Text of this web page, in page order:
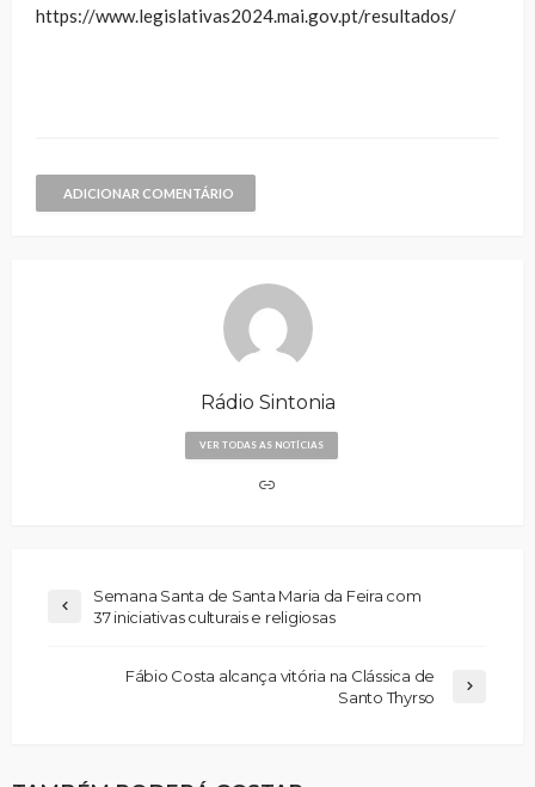
https://www.legislativas2024.mai.gov.pt/resultados/
ADICIONAR COMENTÁRIO
Rádio Sintonia
VER TODAS AS NOTÍCIAS
Semana Santa de Santa Maria da Feira com
37 iniciativas culturais e religiosas
Fábio Costa alcança vitória na Clássica de
Santo Thyrso